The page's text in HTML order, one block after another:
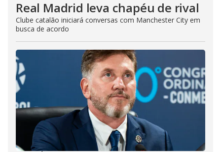
Real Madrid leva chapéu de rival
Clube catalão iniciará conversas com Manchester City em
busca de acordo